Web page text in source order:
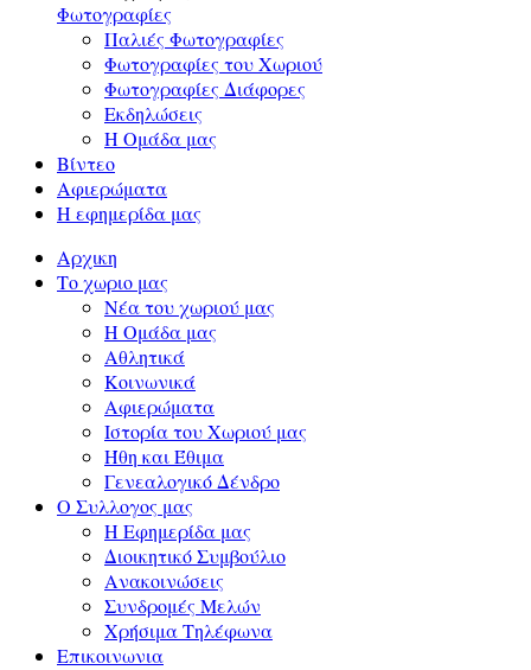
Φωτογραφίες
Παλιές Φωτογραφίες
Φωτογραφίες του Χωριού
Φωτογραφίες Διάφορες
Εκδηλώσεις
Η Ομάδα μας
Βίντεο
Αφιερώματα
Η εφημερίδα μας
Αρχικη
Το χωριο μας
Νέα του χωριού μας
Η Ομάδα μας
Αθλητικά
Κοινωνικά
Αφιερώματα
Ιστορία του Χωριού μας
Ήθη και Έθιμα
Γενεαλογικό Δένδρο
Ο Συλλογος μας
Η Εφημερίδα μας
Διοικητικό Συμβούλιο
Ανακοινώσεις
Συνδρομές Μελών
Χρήσιμα Τηλέφωνα
Επικοινωνια